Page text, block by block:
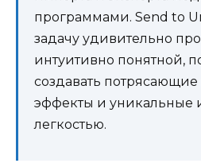
программами. Send to
задачу удивительно
интуитивно понятной,
создавать
эффекты и уникальные
легкостью.